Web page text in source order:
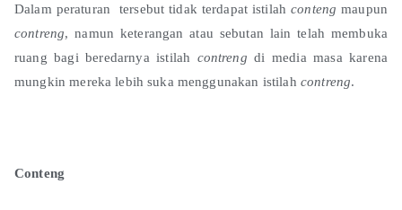
Dalam peraturan tersebut tidak terdapat istilahconteng maupun
contreng, namun keterangan atau sebutan lain telah membuka
ruang bagi beredarnya istilah contreng di media masa karena
mungkin mereka lebih suka menggunakan istilah contreng.
Conteng